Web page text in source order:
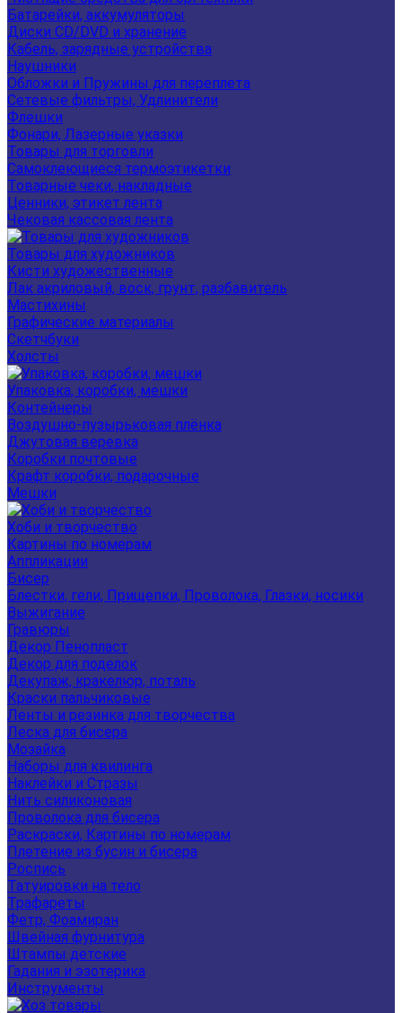
Батарейки, аккумуляторы
Диски CD/DVD и хранение
Кабель, зарядные устройства
Наушники
Обложки и Пружины для переплета
Сетевые фильтры, Удлинители
Флешки
Фонари, Лазерные указки
Товары для торговли
Самоклеющиеся термоэтикетки
Товарные чеки, накладные
Ценники, этикет лента
Чековая кассовая лента
Товары для художников
Кисти художественные
Лак акриловый, воск, грунт, разбавитель
Мастихины
Графические материалы
Скетчбуки
Холсты
Упаковка, коробки, мешки
Контейнеры
Воздушно-пузырьковая плёнка
Джутовая веревка
Коробки почтовые
Крафт коробки, подарочные
Мешки
Хоби и творчество
Картины по номерам
Аппликации
Бисер
Блестки, гели, Прищепки, Проволока, Глазки, носики
Выжигание
Гравюры
Декор Пенопласт
Декор для поделок
Декупаж, кракелюр, поталь
Краски пальчиковые
Ленты и резинка для творчества
Леска для бисера
Мозайка
Наборы для квилинга
Наклейки и Стразы
Нить силиконовая
Проволока для бисера
Раскраски, Картины по номерам
Плетение из бусин и бисера
Роспись
Татуировки на тело
Трафареты
Фетр, Фоамиран
Швейная фурнитура
Штампы детские
Гадания и эзотерика
Инструменты